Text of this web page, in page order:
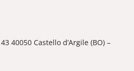
40050 Castello d’Argile (BO) –